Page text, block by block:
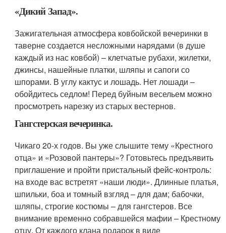
«Дикий Запад».
Зажигательная атмосфера ковбойской вечеринки в
таверне создается несложными нарядами (в душе
каждый из нас ковбой) – клетчатые рубахи, жилетки,
джинсы, нашейные платки, шляпы и сапоги со
шпорами. В углу кактус и лошадь. Нет лошади –
обойдитесь седлом! Перед буйным весельем можно
просмотреть нарезку из старых вестернов.
Гангстерская вечеринка.
Чикаго 20-х годов. Вы уже слышите тему «Крестного
отца» и «Розовой пантеры»? Готовьтесь предъявить
приглашение и пройти пристальный фейс-контроль:
на входе вас встретят «наши люди». Длинные платья,
шпильки, боа и томный взгляд – для дам; бабочки,
шляпы, строгие костюмы – для гангстеров. Все
внимание временно собравшейся мафии – Крестному
отцу. От каждого клана подарок в виде